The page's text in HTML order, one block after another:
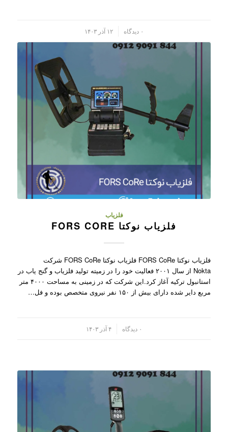
۰ دیدگاه ۱۲ آذر ۱۴۰۳
فلزیاب
فلزیاب نوکتا FORS CORE
فلزیاب نوکتا FORS CoRe فلزیاب نوکتا FORS CoRe شرکت
Nokta از سال ۲۰۰۱ فعالیت خود را در زمیته تولید فلزیاب و گنج یاب در
استانبول ترکیه آغاز کرد.این شرکت که در زمینی به مساحت ۴۰۰۰ متر
مربع دایر شده دارای بیش از ۱۵۰ نفر نیروی متخصص بوده و فل…
۰ دیدگاه ۴ آذر ۱۴۰۳